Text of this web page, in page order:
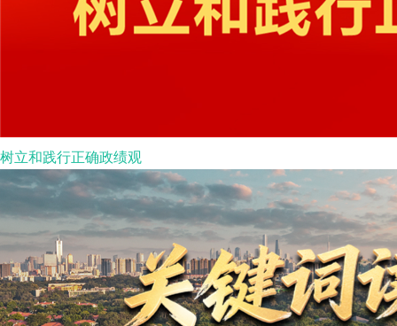
树立和践行正确政绩观